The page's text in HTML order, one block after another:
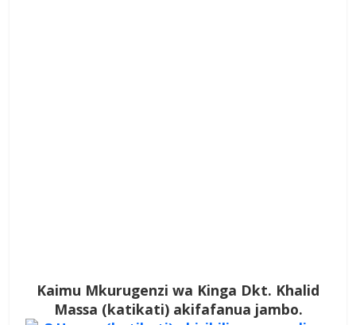
Kaimu Mkurugenzi wa Kinga Dkt. Khalid
Massa (katikati) akifafanua jambo.